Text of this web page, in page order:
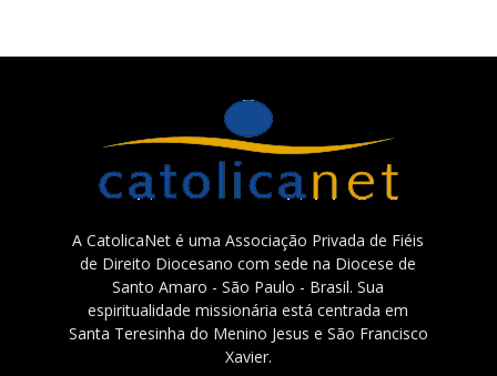
A CatolicaNet é uma Associação Privada de Fiéis
de Direito Diocesano com sede na Diocese de
Santo Amaro - São Paulo - Brasil. Sua
espiritualidade missionária está centrada em
Santa Teresinha do Menino Jesus e São Francisco
Xavier.